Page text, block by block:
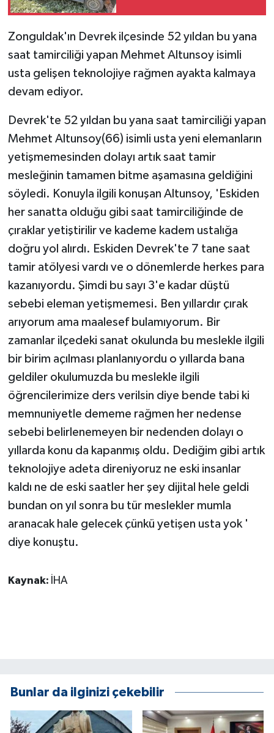
Zonguldak'ın Devrek ilçesinde 52 yıldan bu yana
saat tamirciliği yapan Mehmet Altunsoy isimli
usta gelişen teknolojiye rağmen ayakta kalmaya
devam ediyor.
Devrek'te 52 yıldan bu yana saat tamirciliği yapan
Mehmet Altunsoy(66) isimli usta yeni elemanların
yetişmemesinden dolayı artık saat tamir
mesleğinin tamamen bitme aşamasına geldiğini
söyledi. Konuyla ilgili konuşan Altunsoy, 'Eskiden
her sanatta olduğu gibi saat tamirciliğinde de
çıraklar yetiştirilir ve kademe kadem ustalığa
doğru yol alırdı. Eskiden Devrek'te 7 tane saat
tamir atölyesi vardı ve o dönemlerde herkes para
kazanıyordu. Şimdi bu sayı 3'e kadar düştü
sebebi eleman yetişmemesi. Ben yıllardır çırak
arıyorum ama maalesef bulamıyorum. Bir
zamanlar ilçedeki sanat okulunda bu meslekle ilgili
bir birim açılması planlanıyordu o yıllarda bana
geldiler okulumuzda bu meslekle ilgili
öğrencilerimize ders verilsin diye bende tabi ki
memnuniyetle dememe rağmen her nedense
sebebi belirlenemeyen bir nedenden dolayı o
yıllarda konu da kapanmış oldu. Dediğim gibi artık
teknolojiye adeta direniyoruz ne eski insanlar
kaldı ne de eski saatler her şey dijital hele geldi
bundan on yıl sonra bu tür meslekler mumla
aranacak hale gelecek çünkü yetişen usta yok '
diye konuştu.
Kaynak: İHA
Bunlar da ilginizi çekebilir
Güvenlik
HABERDE İNSAN
İNSAN
İş Dünyası
Jandarma
Kadın
KÜLTÜR SANAT
MAGAZİN
Otomobil
POLİTİKA
SİYASET
SPOR HABERLERİ
TEKNOLOJİ
Turizm
ÜLKE GÜNDEMİ
YEREL